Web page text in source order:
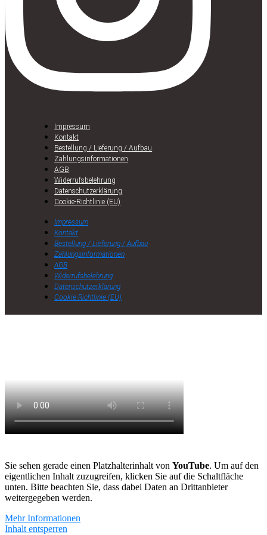
Impressum
Kontakt
Bestellung / Lieferung / Aufbau
Zahlungsinformationen
AGB
Widerrufsbelehrung
Datenschutzerklärung
Cookie-Richtlinie (EU)
Impressum
Kontakt
Bestellung / Lieferung / Aufbau
Zahlungsinformationen
AGB
Widerrufsbelehrung
Datenschutzerklärung
Cookie-Richtlinie (EU)
Sie sehen gerade einen Platzhalterinhalt von YouTube. Um auf den
eigentlichen Inhalt zuzugreifen, klicken Sie auf die Schaltfläche
unten. Bitte beachten Sie, dass dabei Daten an Drittanbieter
weitergegeben werden.
Mehr Informationen
Inhalt entsperren